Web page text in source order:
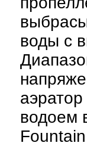
воды с
водоем